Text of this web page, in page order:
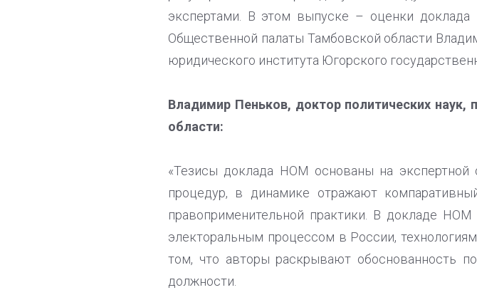
экспертами. В этом выпуске – оценки
Общественной палаты Тамбовской области
юридического института Югорского
Владимир Пеньков, доктор политических
области:
«Тезисы доклада НОМ основаны на экспертной
процедур, в динамике отражают
правоприменительной практики. В докладе
электоральным процессом в России,
том, что авторы раскрывают обоснованность
должности.